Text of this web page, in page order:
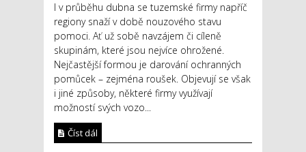
I v průběhu dubna se tuzemské firmy napříč
regiony snaží v době nouzového stavu
pomoci. Ať už sobě navzájem či cíleně
skupinám, které jsou nejvíce ohrožené.
Nejčastější formou je darování ochranných
pomůcek – zejména roušek. Objevují se však
i jiné způsoby, některé firmy využívají
možností svých vozo...
Číst dál